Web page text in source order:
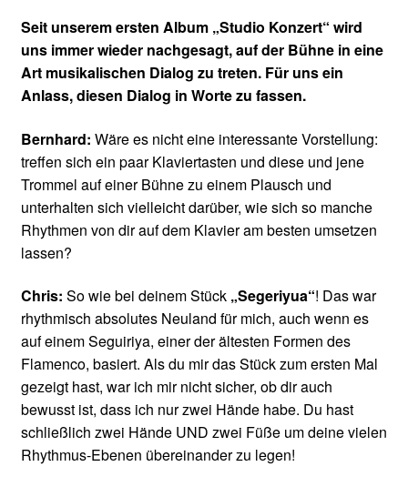
Seit unserem ersten Album „Studio Konzert“ wird
uns immer wieder nachgesagt, auf der Bühne in eine
Art musikalischen Dialog zu treten. Für uns ein
Anlass, diesen Dialog in Worte zu fassen.
Bernhard: Wäre es nicht eine interessante Vorstellung:
treffen sich ein paar Klaviertasten und diese und jene
Trommel auf einer Bühne zu einem Plausch und
unterhalten sich vielleicht darüber, wie sich so manche
Rhythmen von dir auf dem Klavier am besten umsetzen
lassen?
Chris: So wie bei deinem Stück „Segeriyua“! Das war
rhythmisch absolutes Neuland für mich, auch wenn es
auf einem Seguiriya, einer der ältesten Formen des
Flamenco, basiert. Als du mir das Stück zum ersten Mal
gezeigt hast, war ich mir nicht sicher, ob dir auch
bewusst ist, dass ich nur zwei Hände habe. Du hast
schließlich zwei Hände UND zwei Füße um deine vielen
Rhythmus-Ebenen übereinander zu legen!